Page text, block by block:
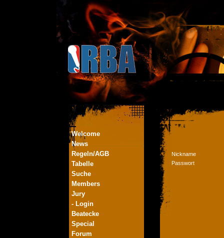
Welcome
News
Regeln/AGB
Tabelle
Suche
Members
Jury
- Login
Beatecke
Special
Forum
Nickname
Passwort